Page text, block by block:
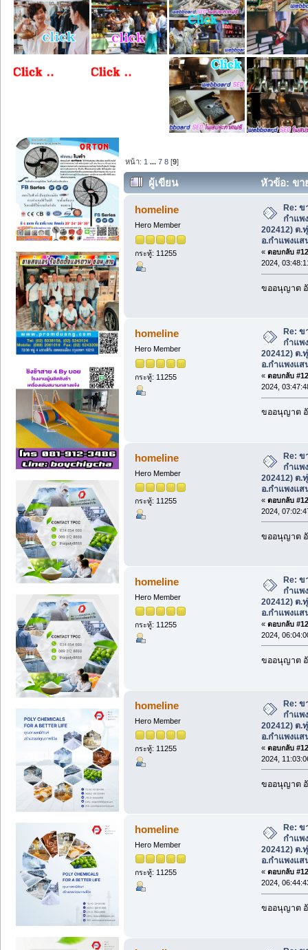
หน้า: 1 ...7 8 [9]
ผู้เขียน
หัวข้อ: ขา
202412) ต.ทุ่งลูกนก อ.กำแพงแสน จ.น
homeline
Hero Member
กระทู้: 11255
Re:
กำแพ
202412) ต.
อ.กำแพงแส
« ตอบกลับ
2024,
ขออนุญาต
homeline
Hero Member
กระทู้: 11255
Re:
กำแพ
202412) ต.
อ.กำแพงแส
« ตอบกลับ
2024,
ขออนุญาต
homeline
Hero Member
กระทู้: 11255
Re: ข
กำแพ
202412) ต.
อ.กำแพงแส
« ตอบกลับ
2024,
ขออนุญาต
homeline
Hero Member
กระทู้: 11255
Re: ข
กำแพ
202412) ต.
อ.กำแพงแส
« ตอบกลับ
2024,
ขออนุญาต
homeline
Hero Member
กระทู้: 11255
Re:
กำแพ
202412) ต.
อ.กำแพงแส
« ตอบกลับ
2024,
ขออนุญาต
homeline
Hero Member
กระทู้: 11255
Re:
กำแพ
202412) ต.
อ.กำแพงแส
« ตอบกลับ
2024,
ขออนุญาต